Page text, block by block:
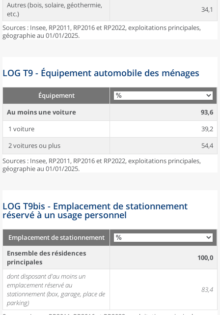
Autres (bois, solaire, géothermie,
etc.)
34,1
Sources : Insee, RP2011, RP2016 et RP2022, exploitations principales,
géographie au 01/01/2025.
LOG T9 - Équipement automobile des ménages
Équipement
Au moins une voiture
93,6
1 voiture
39,2
2 voitures ou plus
54,4
Sources : Insee, RP2011, RP2016 et RP2022, exploitations principales,
géographie au 01/01/2025.
LOG T9bis - Emplacement de stationnement
réservé à un usage personnel
Emplacement de stationnement
Ensemble des résidences
principales
100,0
dont disposant d'au moins un
emplacement réservé au
stationnement (box, garage, place de
parking)
83,4